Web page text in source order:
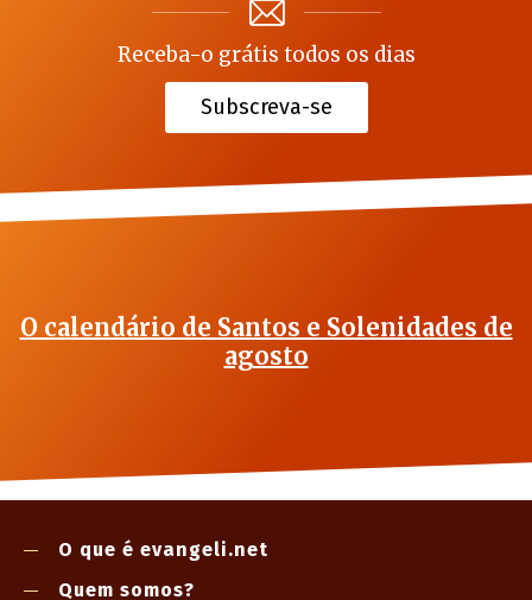
Receba-o grátis todos os dias
Subscreva-se
O calendário de Santos e Solenidades de
agosto
O que é evangeli.net
Quem somos?